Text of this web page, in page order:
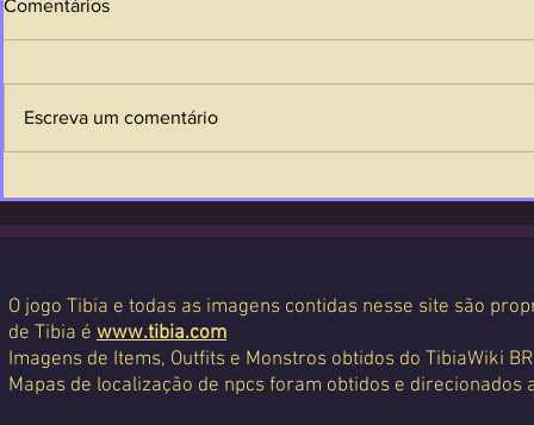
Comentários
Escreva um comentário
O jogo Tibia e todas as imagens contidas nesse site são
de Tibia é www.tibia.com
Imagens de Items, Outfits e Monstros obtidos do TibiaWiki
Mapas de localização de npcs foram obtidos e direcionados